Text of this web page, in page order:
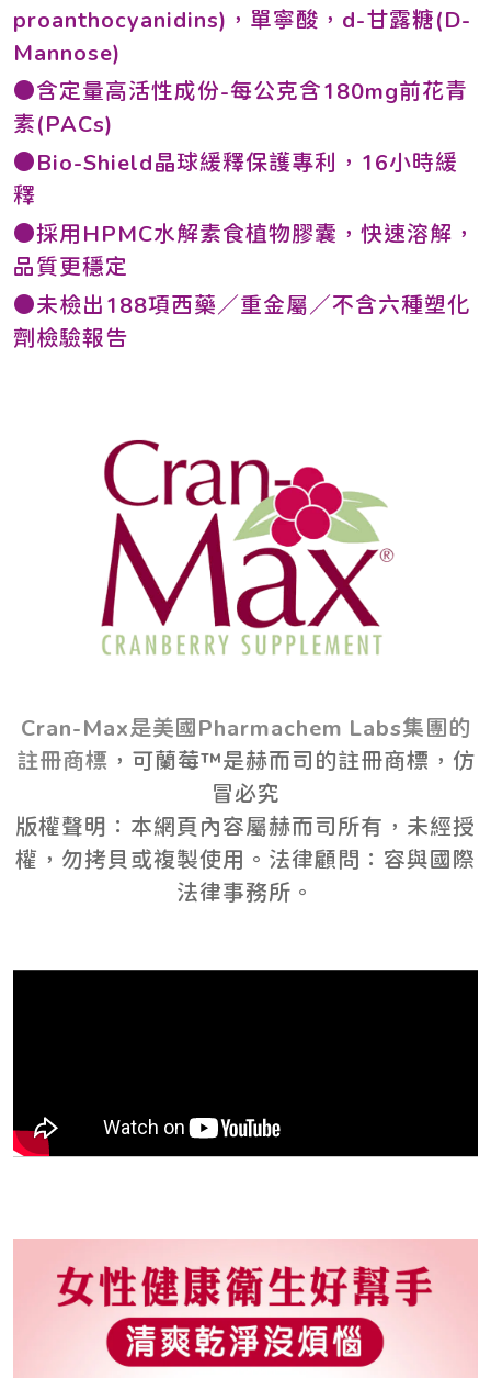
proanthocyanidins)，單寧酸，d-甘露糖(D-
Mannose)
●含定量高活性成份-每公克含180mg前花青
素(PACs)
●Bio-Shield晶球緩釋保護專利，16小時緩
釋
●採用HPMC水解素食植物膠囊，快速溶解，
品質更穩定
●未檢出188項西藥／重金屬／不含六種塑化
劑檢驗報告
Cran-Max是美國Pharmachem Labs集團的
註冊商標 ，可蘭莓™是赫而司的註冊商標，仿
冒必究
版權聲明：本網頁內容屬赫而司所有，未經授
權，勿拷貝或複製使用。法律顧問：容與國際
法律事務所。